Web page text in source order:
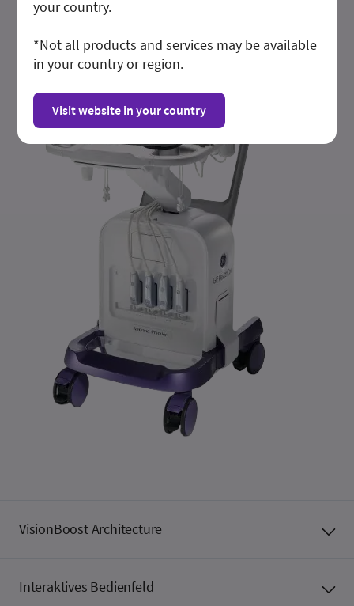
VisionBoost Architecture
Interaktives Bedienfeld
your country.
*Not all products and services may be available
in your country or region.
Visit website in your country